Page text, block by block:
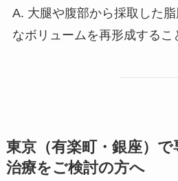
A. 大腿や腹部から採取した
なボリュームを再形成するこ
東京（有楽町・銀座）
治療をご検討の方へ